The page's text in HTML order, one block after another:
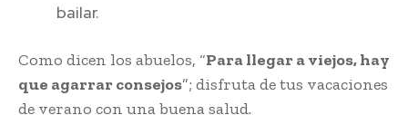
bailar.
Como dicen los abuelos, “Para llegar a viejos, hay
que agarrar consejos”; disfruta de tus vacaciones
de verano con una buena salud.